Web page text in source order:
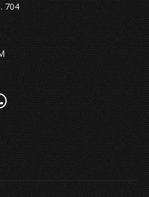
704